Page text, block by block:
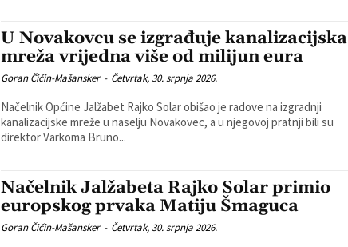
U Novakovcu se izgrađuje kanalizacijska
mreža vrijedna više od milijun eura
Goran Čičin-Mašansker - Četvrtak, 30. srpnja 2026.
Načelnik Općine Jalžabet Rajko Solar obišao je radove na izgradnji
kanalizacijske mreže u naselju Novakovec, a u njegovoj pratnji bili su
direktor Varkoma Bruno...
Načelnik Jalžabeta Rajko Solar primio
europskog prvaka Matiju Šmaguca
Goran Čičin-Mašansker - Četvrtak, 30. srpnja 2026.